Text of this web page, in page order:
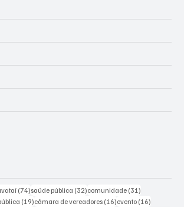
posts(74)74 posts
saúde pública (32)32 posts
comunidade (31)
(19)19 posts
câmara de vereadores (16)16 posts
evento (16)